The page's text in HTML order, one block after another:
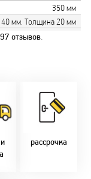
350 мм
40 мм. Толщина 20 мм
отзывов.
рассрочка
Микс
2-36 мес
Магнит-5 мес.
Смарт - 4 мес.
FUN - 4 мес.